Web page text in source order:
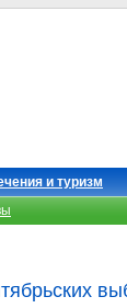
и туризм